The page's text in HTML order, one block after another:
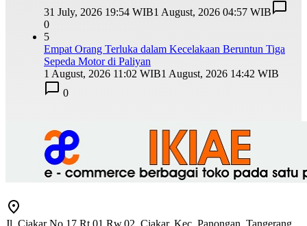
31 July, 2026 19:54 WIB1 August, 2026 04:57 WIB
0
5
Empat Orang Terluka dalam Kecelakaan Beruntun Tiga
Sepeda Motor di Paliyan
1 August, 2026 11:02 WIB1 August, 2026 14:42 WIB
0
Jl. Ciakar No.17 Rt.01 Rw.02, Ciakar, Kec. Panongan, Tangerang,